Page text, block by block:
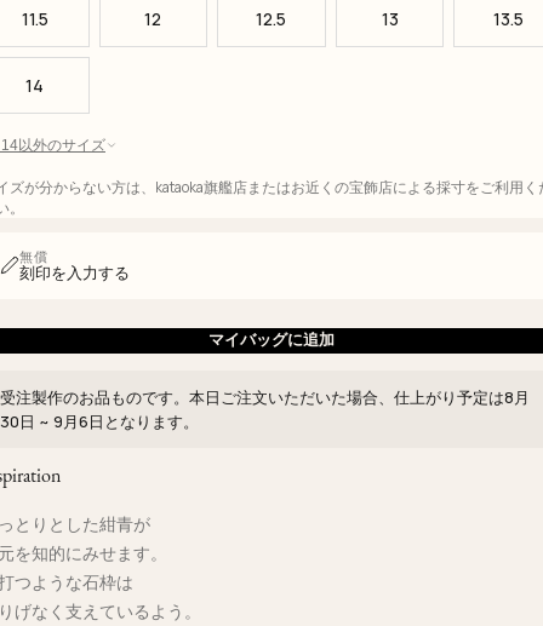
11.5 12 12.5 13 13.5
14
以外のサイズ
ズが分からない方は、kataoka旗艦店またはお近くの宝飾店による採寸をご利用く
。
無償
刻印を入力する
マイバッグに追加
受注製作のお品ものです。本日ご注文いただいた場合、仕上がり予定は8月
30日 ~ 9月6日 となります。
とりとした紺青が
を知的にみせます。
つような石枠は
げなく支えているよう。